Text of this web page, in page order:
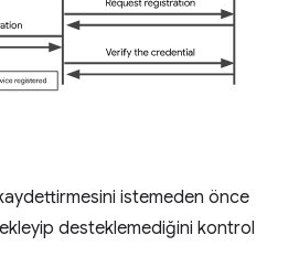
istemeden önce
desteklemediğini kontrol